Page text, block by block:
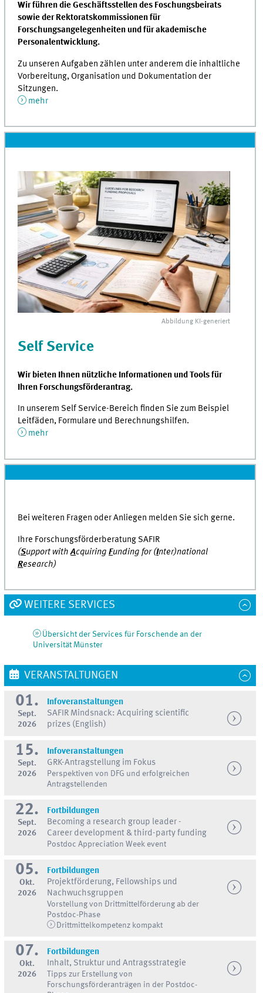
Wir führen die Geschäftsstellen des Foschungsbeirats
sowie der Rektoratskommissionen für
Forschungsangelegenheiten und für akademische
Personalentwicklung.
Zu unseren Aufgaben zählen unter anderem die inhaltliche
Vorbereitung, Organisation und Dokumentation der
Sitzungen.
mehr
Abbildung KI-generiert
Self Service
Wir bieten Ihnen nützliche Informationen und Tools für
Ihren Forschungsförderantrag.
In unserem Self Service-Bereich finden Sie zum Beispiel
Leitfäden, Formulare und Berechnungshilfen.
mehr
Bei weiteren Fragen oder Anliegen melden Sie sich gerne.
Ihre Forschungsförderberatung SAFIR
(Support withAcquiringFunding for (Inter)national
Research)
WEITERE SERVICES
Übersicht der Services für Forschende an der
Universität Münster
VERANSTALTUNGEN
01.
Sept.
2026
Infoveranstaltungen
SAFIR Mindsnack: Acquiring scientific
prizes (English)
15.
Sept.
2026
Infoveranstaltungen
GRK-Antragstellung im Fokus
Perspektiven von DFG und erfolgreichen
Antragstellenden
22.
Sept.
2026
Fortbildungen
Becoming a research group leader -
Career development & third-party funding
Postdoc Appreciation Week event
05.
Okt.
2026
Fortbildungen
Projektförderung, Fellowships und
Nachwuchsgruppen
Vorstellung von Drittmittelförderung ab der
Postdoc-Phase
Drittmittelkompetenz kompakt
07.
Okt.
2026
Fortbildungen
Inhalt, Struktur und Antragsstrategie
Tipps zur Erstellung von
Forschungsförderanträgen in der Postdoc-